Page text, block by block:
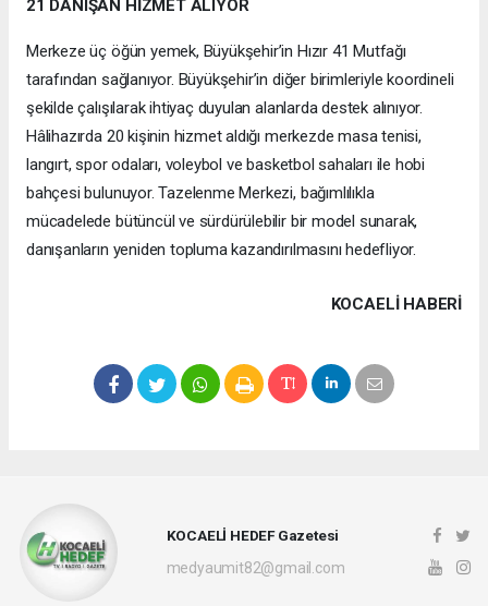
21 DANIŞAN HİZMET ALIYOR
Merkeze üç öğün yemek, Büyükşehir’in Hızır 41 Mutfağı
tarafından sağlanıyor. Büyükşehir’in diğer birimleriyle koordineli
şekilde çalışılarak ihtiyaç duyulan alanlarda destek alınıyor.
Hâlihazırda 20 kişinin hizmet aldığı merkezde masa tenisi,
langırt, spor odaları, voleybol ve basketbol sahaları ile hobi
bahçesi bulunuyor. Tazelenme Merkezi, bağımlılıkla
mücadelede bütüncül ve sürdürülebilir bir model sunarak,
danışanların yeniden topluma kazandırılmasını hedefliyor.
KOCAELI HABERİ
KOCAELİ HEDEF Gazetesi
medyaumit82@gmail.com